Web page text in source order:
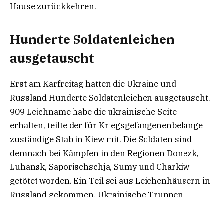
Hause zurückkehren.
Hunderte Soldatenleichen
ausgetauscht
Erst am Karfreitag hatten die Ukraine und
Russland Hunderte Soldatenleichen ausgetauscht.
909 Leichname habe die ukrainische Seite
erhalten, teilte der für Kriegsgefangenenbelange
zuständige Stab in Kiew mit. Die Soldaten sind
demnach bei Kämpfen in den Regionen Donezk,
Luhansk, Saporischschja, Sumy und Charkiw
getötet worden. Ein Teil sei aus Leichenhäusern in
Russland gekommen. Ukrainische Truppen